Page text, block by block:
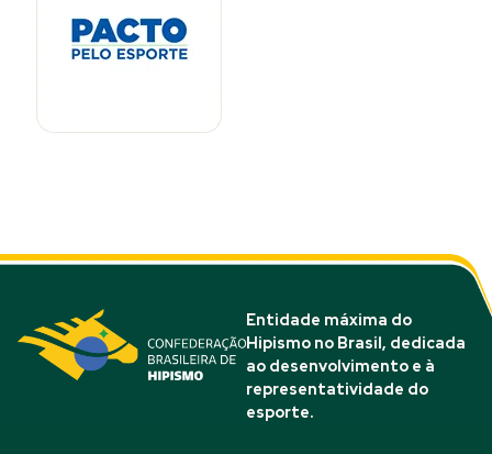
Entidade máxima do
Hipismo no Brasil, dedicada
ao desenvolvimento e à
representatividade do
esporte.